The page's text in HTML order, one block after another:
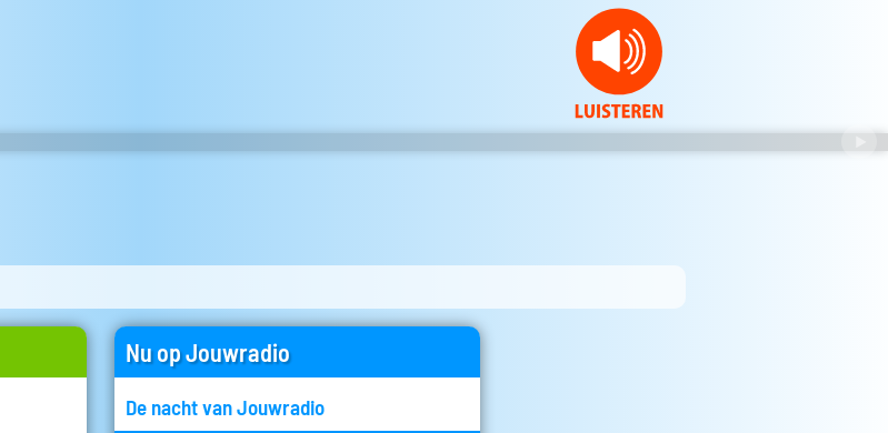
Nu op Jouwradio
De nacht van Jouwradio